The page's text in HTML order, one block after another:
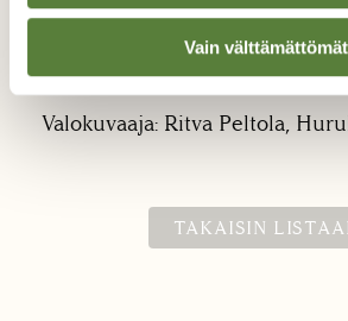
Vain välttämättömät
Vieraili meidän pihalla jo
viikon ja vielä tänään
kukissa.
Valokuvaaja: Ritva Peltola,
TAKAISIN